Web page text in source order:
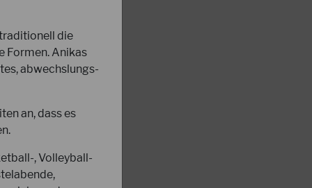
die
Formen. Anikas
abwechslungs-
an, dass es
, Volleyball-